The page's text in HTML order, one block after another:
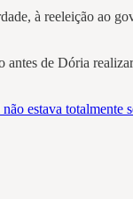
à reeleição ao
antes de Dória
estava totalmente